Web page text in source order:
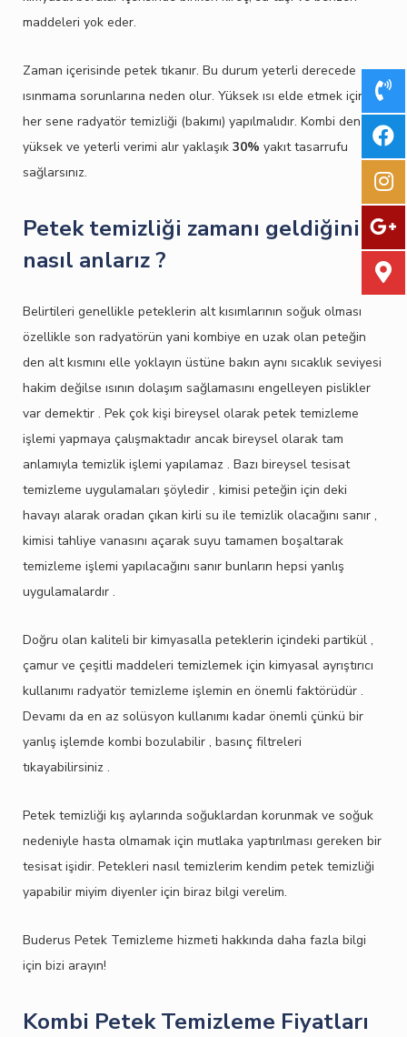
maddeleri yok eder.
Zaman içerisinde petek tıkanır. Bu durum yeterli derecede
ısınmama sorunlarına neden olur. Yüksek ısı elde etmek için
her sene radyatör temizliği (bakımı) yapılmalıdır. Kombi den
yüksek ve yeterli verimi alır yaklaşık 30% yakıt tasarrufu
sağlarsınız.
Petek temizliği zamanı geldiğini
nasıl anlarız ?
Belirtileri genellikle peteklerin alt kısımlarının soğuk olması
özellikle son radyatörün yani kombiye en uzak olan peteğin
den alt kısmını elle yoklayın üstüne bakın aynı sıcaklık seviyesi
hakim değilse ısının dolaşım sağlamasını engelleyen pislikler
var demektir . Pek çok kişi bireysel olarak petek temizleme
işlemi yapmaya çalışmaktadır ancak bireysel olarak tam
anlamıyla temizlik işlemi yapılamaz . Bazı bireysel tesisat
temizleme uygulamaları şöyledir , kimisi peteğin için deki
havayı alarak oradan çıkan kirli su ile temizlik olacağını sanır ,
kimisi tahliye vanasını açarak suyu tamamen boşaltarak
temizleme işlemi yapılacağını sanır bunların hepsi yanlış
uygulamalardır .
Doğru olan kaliteli bir kimyasalla peteklerin içindeki partikül ,
çamur ve çeşitli maddeleri temizlemek için kimyasal ayrıştırıcı
kullanımı radyatör temizleme işlemin en önemli faktörüdür .
Devamı da en az solüsyon kullanımı kadar önemli çünkü bir
yanlış işlemde kombi bozulabilir , basınç filtreleri
tıkayabilirsiniz .
Petek temizliği kış aylarında soğuklardan korunmak ve soğuk
nedeniyle hasta olmamak için mutlaka yaptırılması gereken bir
tesisat işidir. Petekleri nasıl temizlerim kendim petek temizliği
yapabilir miyim diyenler için biraz bilgi verelim.
Buderus Petek Temizleme hizmeti hakkında daha fazla bilgi
için bizi arayın!
Kombi Petek Temizleme Fiyatları